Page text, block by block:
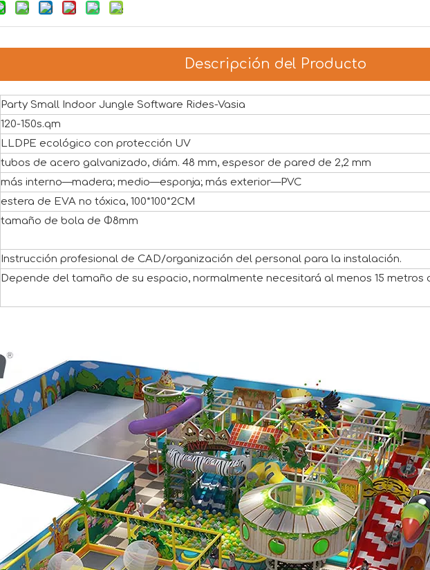
Descripción del Producto
Party Small Indoor Jungle Software Rides-Vasia
120-150s.qm
LLDPE ecológico con protección UV
tubos de acero galvanizado, diám. 48 mm, espesor de pared de 2,2 mm
más interno—madera; medio—esponja; más exterior—PVC
estera de EVA no tóxica, 100*100*2CM
tamaño de bola de Φ8mm
Instrucción profesional de CAD/organización del personal para la instalación.
Depende del tamaño de su espacio, normalmente necesitará al menos 15 metros